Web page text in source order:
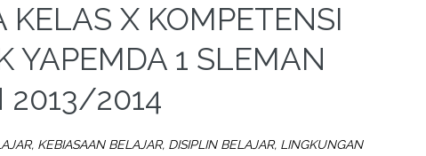
X KOMPETENSI
YAPEMDA 1 SLEMAN
2013/2014
KEBIASAAN BELAJAR, DISIPLIN BELAJAR, LINGKUNGAN